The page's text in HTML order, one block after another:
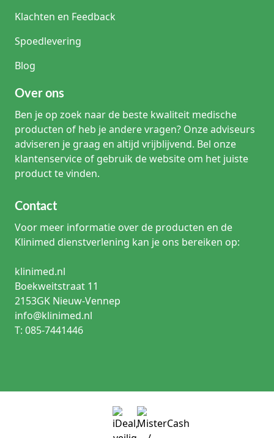
Klachten en Feedback
Spoedlevering
Blog
Over ons
Ben je op zoek naar de beste kwaliteit medische
producten of heb je andere vragen? Onze adviseurs
adviseren je graag en altijd vrijblijvend. Bel onze
klantenservice of gebruik de website om het juiste
product te vinden.
Contact
Voor meer informatie over de producten en de
Klinimed dienstverlening kan je ons bereiken op:
klinimed.nl
Boekweitstraat 11
2153GK Nieuw-Vennep
info@klinimed.nl
T: 085-7441446